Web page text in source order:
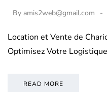
By amis2web@gmail.com
Location et Vente de
Optimisez Votre
READ MORE